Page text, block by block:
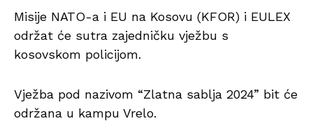
Misije NATO-a i EU na Kosovu (KFOR) i EULEX
održat će sutra zajedničku vježbu s
kosovskom policijom.
Vježba pod nazivom “Zlatna sablja 2024” bit će
održana u kampu Vrelo.